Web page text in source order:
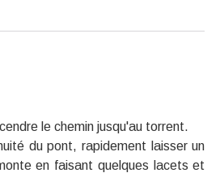
le chemin jusqu'au torrent.
du pont, rapidement laisser un
en faisant quelques lacets et